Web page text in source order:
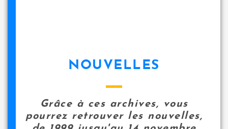
NOUVELLES
Grâce à ces archives, vous
pourrez retrouver les nouvelles,